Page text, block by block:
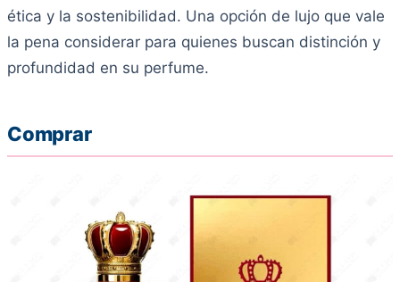
ética y la sostenibilidad. Una opción de lujo que vale
la pena considerar para quienes buscan distinción y
profundidad en su perfume.
Comprar